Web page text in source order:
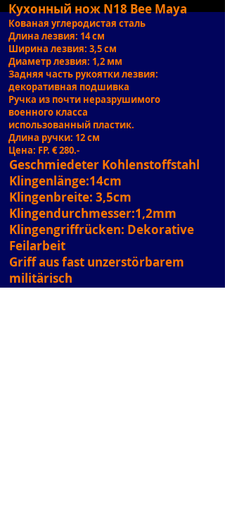
Кухонный нож N18 Bee Maya
Кованая углеродистая сталь
Длина лезвия: 14 см
Ширина лезвия: 3,5 см
Диаметр лезвия: 1,2 мм
Задняя часть рукоятки лезвия:
декоративная подшивка
Ручка из почти неразрушимого
военного класса
использованный пластик.
Длина ручки: 12 см
Цена: FP. € 280.-
Geschmiedeter Kohlenstoffstahl
Klingenlänge:14cm
Klingenbreite: 3,5cm
Klingendurchmesser:1,2mm
Klingengriffrücken: Dekorative
Feilarbeit
Griff aus fast unzerstörbarem
militärisch